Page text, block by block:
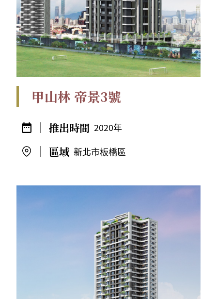
甲山林 帝景3號
2020年
新北市板橋區